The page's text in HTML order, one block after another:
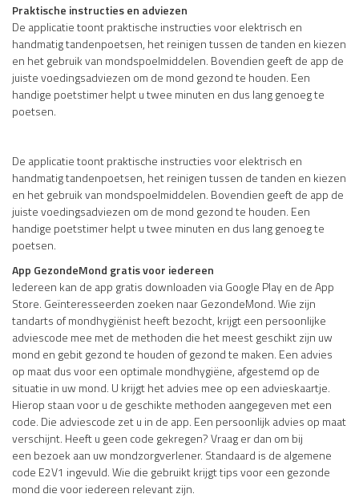
Praktische instructies en adviezen
De applicatie toont praktische instructies voor elektrisch en
handmatig tandenpoetsen, het reinigen tussen de tanden en kiezen
en het gebruik van mondspoelmiddelen. Bovendien geeft de app de
juiste voedingsadviezen om de mond gezond te houden. Een
handige poetstimer helpt u twee minuten en dus lang genoeg te
poetsen.
De applicatie toont praktische instructies voor elektrisch en
handmatig tandenpoetsen, het reinigen tussen de tanden en kiezen
en het gebruik van mondspoelmiddelen. Bovendien geeft de app de
juiste voedingsadviezen om de mond gezond te houden. Een
handige poetstimer helpt u twee minuten en dus lang genoeg te
poetsen.
App GezondeMond gratis voor iedereen
Iedereen kan de app gratis downloaden via Google Play en de App
Store. Geïnteresseerden zoeken naar GezondeMond. Wie zijn
tandarts of mondhygiënist heeft bezocht, krijgt een persoonlijke
adviescode mee met de methoden die het meest geschikt zijn uw
mond en gebit gezond te houden of gezond te maken. Een advies
op maat dus voor een optimale mondhygiëne, afgestemd op de
situatie in uw mond. U krijgt het advies mee op een advieskaartje.
Hierop staan voor u de geschikte methoden aangegeven met een
code. Die adviescode zet u in de app. Een persoonlijk advies op maat
verschijnt. Heeft u geen code gekregen? Vraag er dan om bij
een bezoek aan uw mondzorgverlener. Standaard is de algemene
code E2V1 ingevuld. Wie die gebruikt krijgt tips voor een gezonde
mond die voor iedereen relevant zijn.